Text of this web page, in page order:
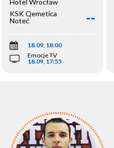
Hotel Wrocław
KSK Qemetica
Noteć
Inowrocław
--
18.09, 18:00
Emocje TV
18.09, 17:55